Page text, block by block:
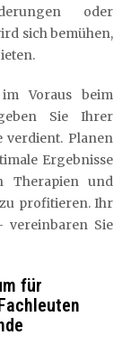
oder
sich bemühen,
Voraus beim
Sie Ihrer
verdient. Planen
Ergebnisse
Therapien und
profitieren. Ihr
vereinbaren Sie
für